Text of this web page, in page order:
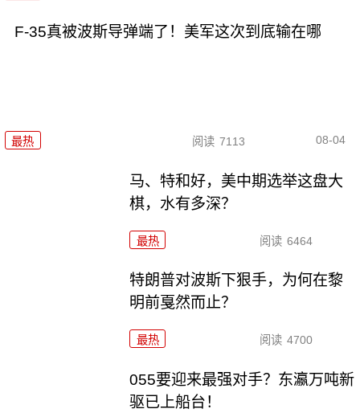
F-35真被波斯导弹端了！美军这次到底输在哪
最热 阅读 7113 08-04
马、特和好，美中期选举这盘大
棋，水有多深？
最热 阅读 6464
特朗普对波斯下狠手，为何在黎
明前戛然而止？
最热 阅读 4700
055要迎来最强对手？东瀛万吨新
驱已上船台！